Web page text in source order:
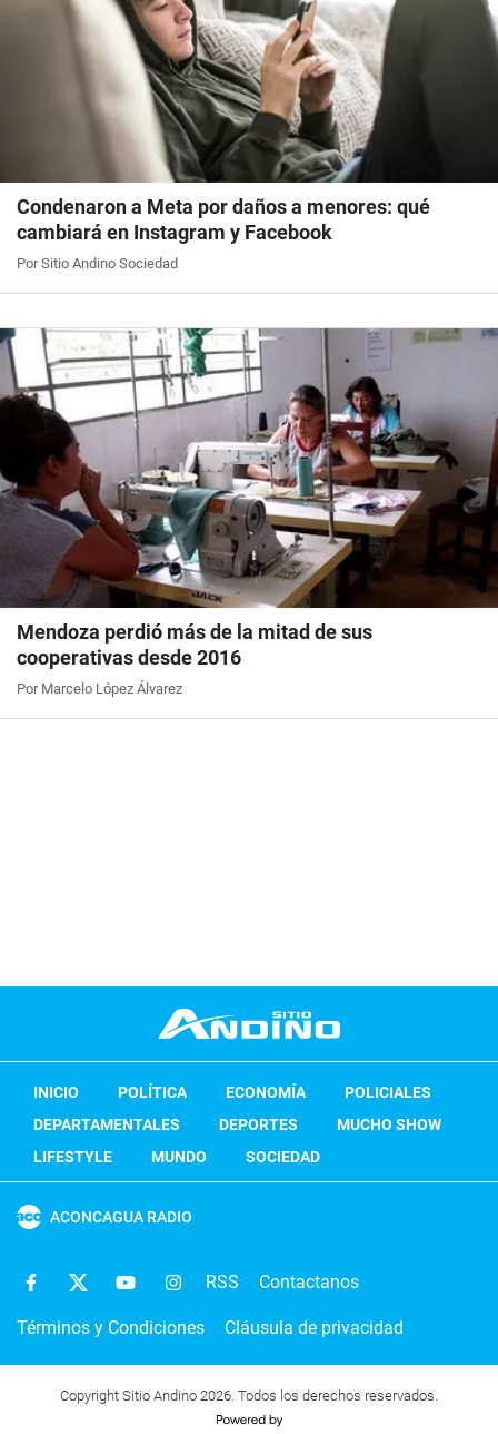
Condenaron a Meta por daños a menores: qué
cambiará en Instagram y Facebook
Por Sitio Andino Sociedad
Mendoza perdió más de la mitad de sus
cooperativas desde 2016
Por Marcelo López Álvarez
INICIO POLÍTICA ECONOMÍA
POLICIALES
DEPARTAMENTALES
DEPORTES
MUCHO SHOW
LIFESTYLE
MUNDO SOCIEDAD
ACONCAGUA RADIO
RSS Contactanos
Términos y Condiciones Cláusula de privacidad
Copyright Sitio Andino 2026. Todos los derechos reservados.